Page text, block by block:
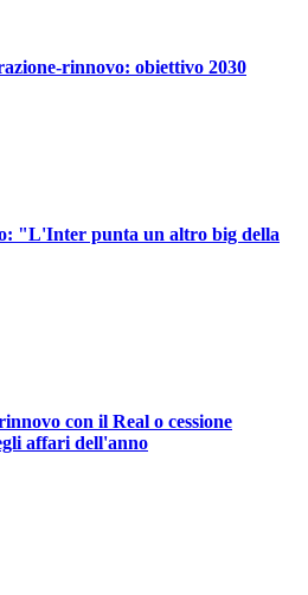
rinnovo: obiettivo 2030
"L'Inter punta un altro big della
con il Real o cessione
affari dell'anno